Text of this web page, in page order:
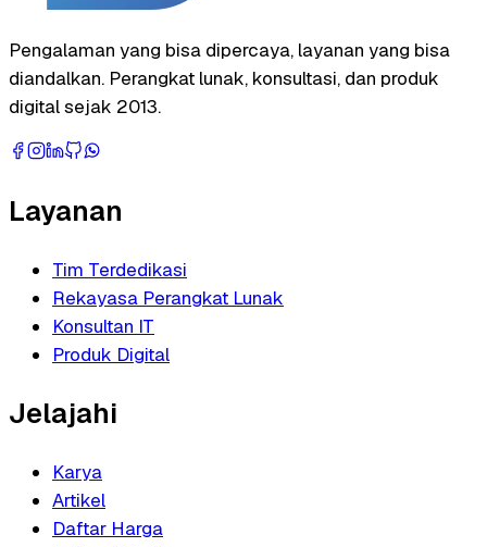
Pengalaman yang bisa dipercaya, layanan yang bisa
diandalkan. Perangkat lunak, konsultasi, dan produk
digital sejak 2013.
Layanan
Tim Terdedikasi
Rekayasa Perangkat Lunak
Konsultan IT
Produk Digital
Jelajahi
Karya
Artikel
Daftar Harga